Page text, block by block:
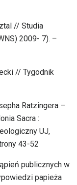
// Studia
2009- 7). –
// Tygodnik
Ratzingera –
Sacra :
UJ,
43-52
publicznych w
papieża